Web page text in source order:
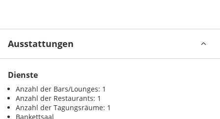
Ausstattungen
Dienste
Anzahl der Bars/Lounges: 1
Anzahl der Restaurants: 1
Anzahl der Tagungsräume: 1
Bankettsaal